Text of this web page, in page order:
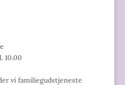
10.00
vi familiegudstjeneste